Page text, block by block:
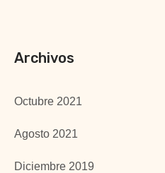
Archivos
Octubre 2021
Agosto 2021
Diciembre 2019